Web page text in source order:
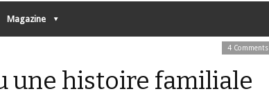
Magazine
4 Comments
une histoire familiale